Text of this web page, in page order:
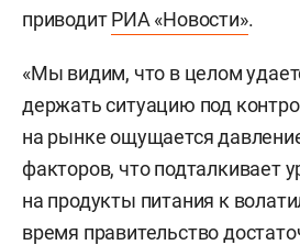
приводитРИА «Новости».
«Мы видим, что в целом
держать ситуацию под
на рынке ощущается
факторов, что подталкивает
на продукты питания к
время правительство